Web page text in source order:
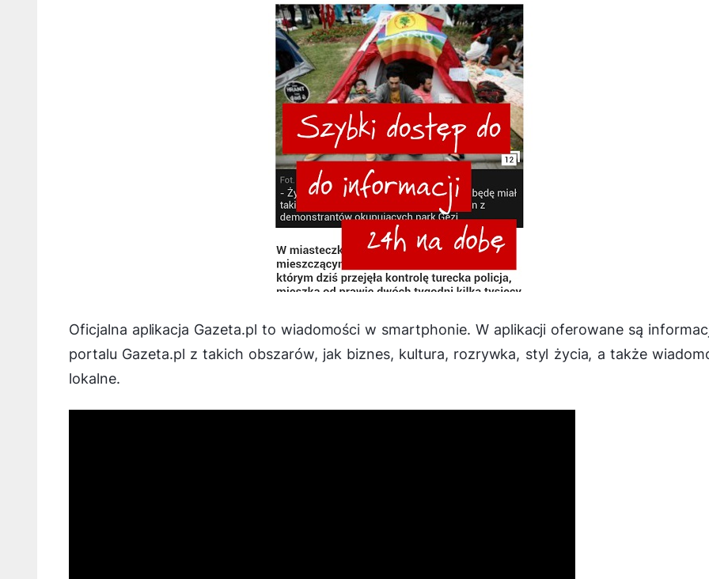
Oficjalna aplikacja Gazeta.pl to wiadomości w smartphonie. W aplikacji oferowane są
portalu Gazeta.pl z takich obszarów, jak biznes, kultura, rozrywka, styl życia, a także
lokalne.